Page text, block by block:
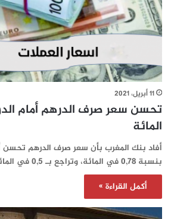
11 أبريل، 2021
المائة
أفاد بنك المغرب بأن سعر صرف الدرهم تحسن
بنسبة 0,78 في المائة، وتراجع بـ 0,5 في المائة…
أكمل القراءة »